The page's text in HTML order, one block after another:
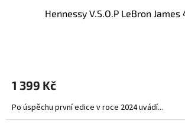
Hennessy V.S.O.P LeBron James
1 399 Kč
Po úspěchu první edice v roce 2024 uvádí...